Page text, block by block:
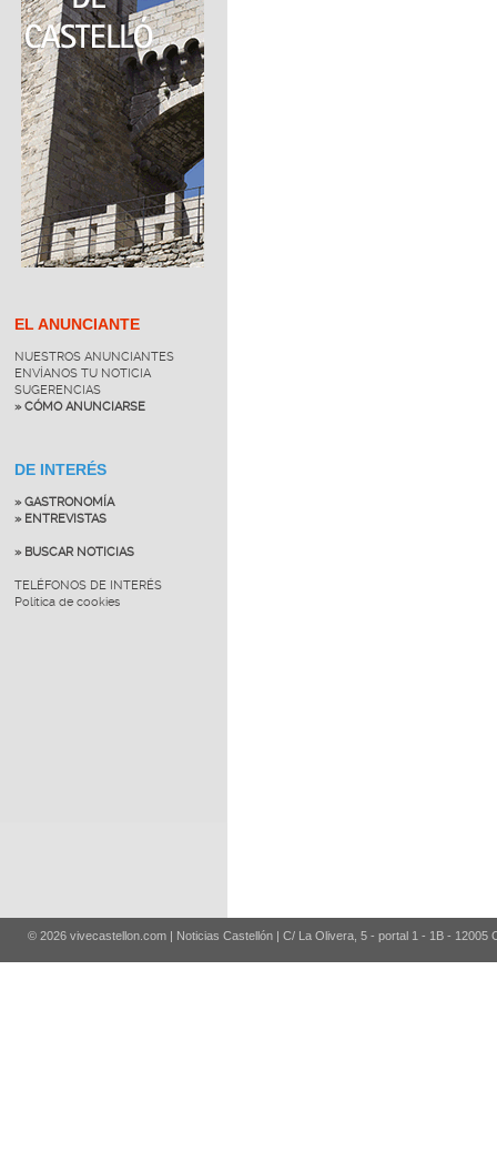
EL ANUNCIANTE
NUESTROS ANUNCIANTES
ENVÍANOS TU NOTICIA
SUGERENCIAS
» CÓMO ANUNCIARSE
DE INTERÉS
» GASTRONOMÍA
» ENTREVISTAS
» BUSCAR NOTICIAS
TELÉFONOS DE INTERÉS
Política de cookies
© 2026 vivecastellon.com | Noticias Castellón | C/ La Olivera, 5 - portal 1 - 1B - 12005